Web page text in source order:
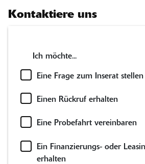
Kontaktiere uns
Ich möchte...
Eine Frage zum Inserat stellen
Einen Rückruf erhalten
Eine Probefahrt vereinbaren
Ein Finanzierungs- oder
erhalten